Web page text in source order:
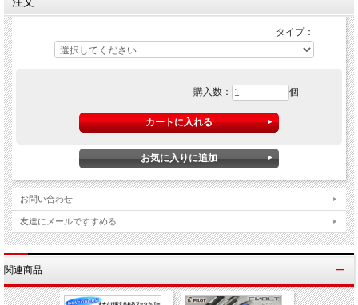
特長1：筆記中の、あらゆる角度のどんなに強い筆圧からも折れないよ
1.紙面に対し、垂直に強い筆圧が加わると、軸に内蔵されたスプリング
れを防ぎます。
2.斜めに強い筆圧が加わると、先端の金属部品が自動で出てきて芯を包
特長2：芯が内部で詰まって出なくなることを防ぎます。【特許出願中】
軸内部にシャープ芯を誘導する部品を取り付けたことで、短い芯でも
※他のモール及び店頭売りと在庫を併用しておりますのでご注文後でも
ざいますのであらかじめご了承下さい。
タイプ：
購入数： 個
お問い合わせ
友達にメールですすめる
関連商品